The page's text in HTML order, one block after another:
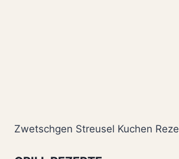
Zwetschgen Streusel Kuchen